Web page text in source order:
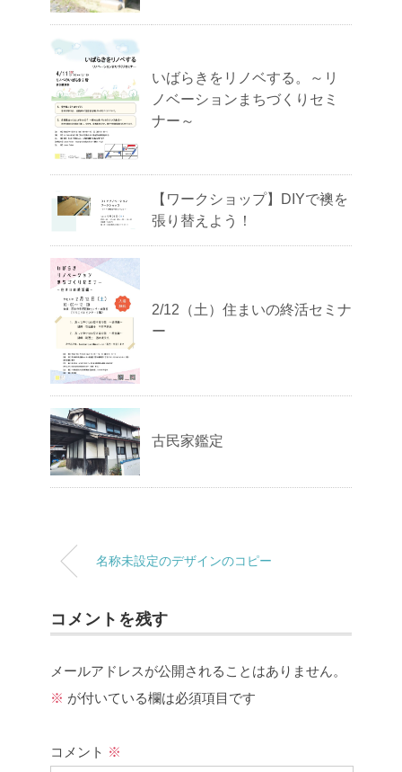
いばらきをリノベする。～リ
ノベーションまちづくりセミ
ナー～
【ワークショップ】DIYで襖を
張り替えよう！
2/12（土）住まいの終活セミナ
ー
古民家鑑定
名称未設定のデザインのコピー
コメントを残す
メールアドレスが公開されることはありません。
※ が付いている欄は必須項目です
コメント ※